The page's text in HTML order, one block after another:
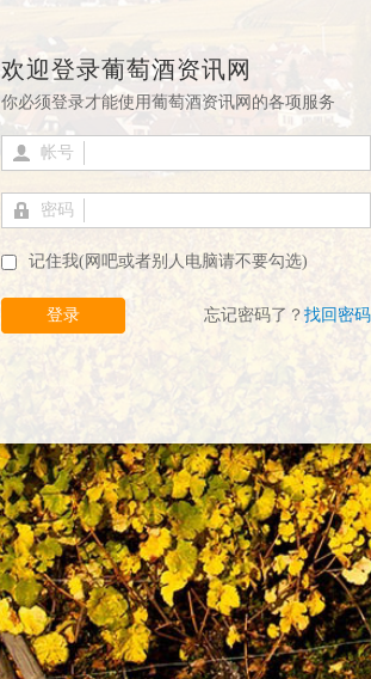
欢迎登录葡萄酒资讯网
你必须登录才能使用葡萄酒资讯网的各项服务
帐号
密码
记住我(网吧或者别人电脑请不要勾选)
登录 忘记密码了？ 找回密码